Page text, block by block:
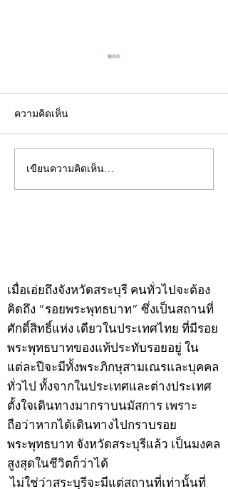
คอลัมน์"จับชีพจรวงการ
พระ"ประจำพุธที่ 29
ความคิดเห็น
เขียนความคิดเห็น…
เมื่อเอ่ยถึงจังหวัดสระบุรี คนทั่วไปจะต้อง
คิดถึง “รอยพระพุทธบาท” ซึ่งเป็นสถานที่
ศักดิ์สิทธิ์แห่ง เดียวในประเทศไทย ที่มีรอย
พระพุทธบาทของแท้ประทับรอยอยู่ ใน
แต่ละปีจะมีทั้งพระภิกษุสามเณรและบุคคล
ทั่วไป ทั้งจากในประเทศและต่างประเทศ
ตั้งใจเดินทางมากราบนมัสการ เพราะ
ถือว่าหากได้เดินทางไปกราบรอย
พระพุทธบาท จังหวัดสระบุรีแล้ว เป็นมงคล
สูงสุดในชีวิตก็ว่าได้
ไม่ใช่ว่าสระบุรีจะมีแต่สถานที่เท่านั้นที่